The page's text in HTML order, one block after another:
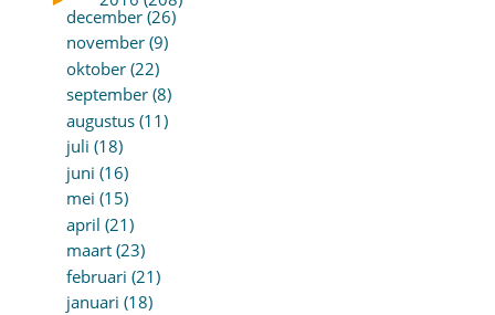
december (26)
november (9)
oktober (22)
september (8)
augustus (11)
juli (18)
juni (16)
mei (15)
april (21)
maart (23)
februari (21)
januari (18)